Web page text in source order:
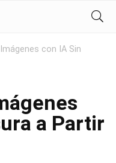
con IA Sin
a Partir